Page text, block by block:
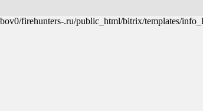
firehunters-.ru/public_html/bitrix/templates/